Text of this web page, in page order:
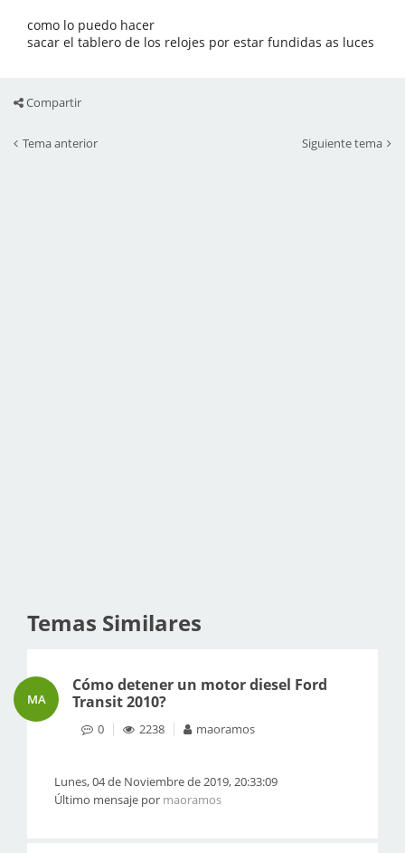
como lo puedo hacer
sacar el tablero de los relojes por estar fundidas as luces
Compartir
Tema anterior Siguiente tema
Temas Similares
MA
Cómo detener un motor diesel Ford
Transit 2010?
0 2238 maoramos
Lunes, 04 de Noviembre de 2019, 20:33:09
Último mensaje por maoramos